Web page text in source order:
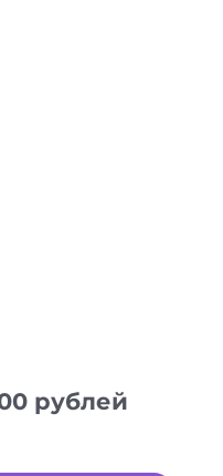
рублей